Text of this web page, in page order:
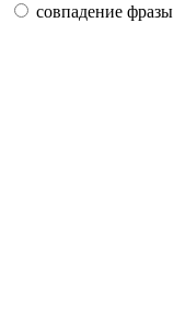
совпадение фразы